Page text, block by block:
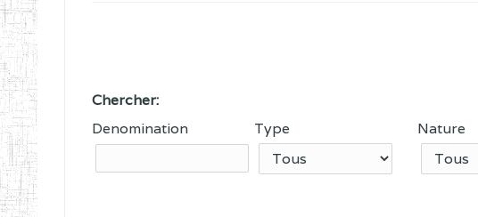
Chercher:
Denomination
Type Nature